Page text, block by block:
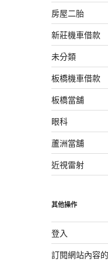
房屋二胎
新莊機車借款
未分類
板橋機車借款
板橋當舖
眼科
蘆洲當舖
近視雷射
其他操作
登入
訂閱網站內容